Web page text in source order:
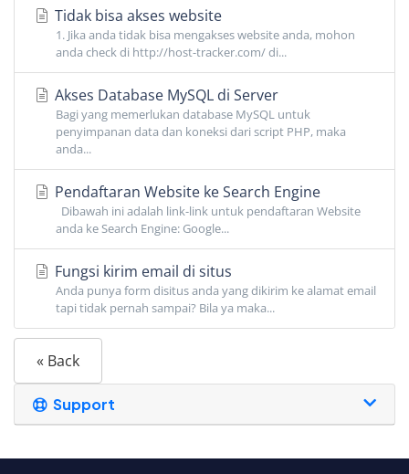
Tidak bisa akses website
1. Jika anda tidak bisa mengakses website anda, mohon
anda check di http://host-tracker.com/ di...
Akses Database MySQL di Server
Bagi yang memerlukan database MySQL untuk
penyimpanan data dan koneksi dari script PHP, maka
anda...
Pendaftaran Website ke Search Engine
Dibawah ini adalah link-link untuk pendaftaran Website
anda ke Search Engine: Google...
Fungsi kirim email di situs
Anda punya form disitus anda yang dikirim ke alamat email
tapi tidak pernah sampai? Bila ya maka...
« Back
Support